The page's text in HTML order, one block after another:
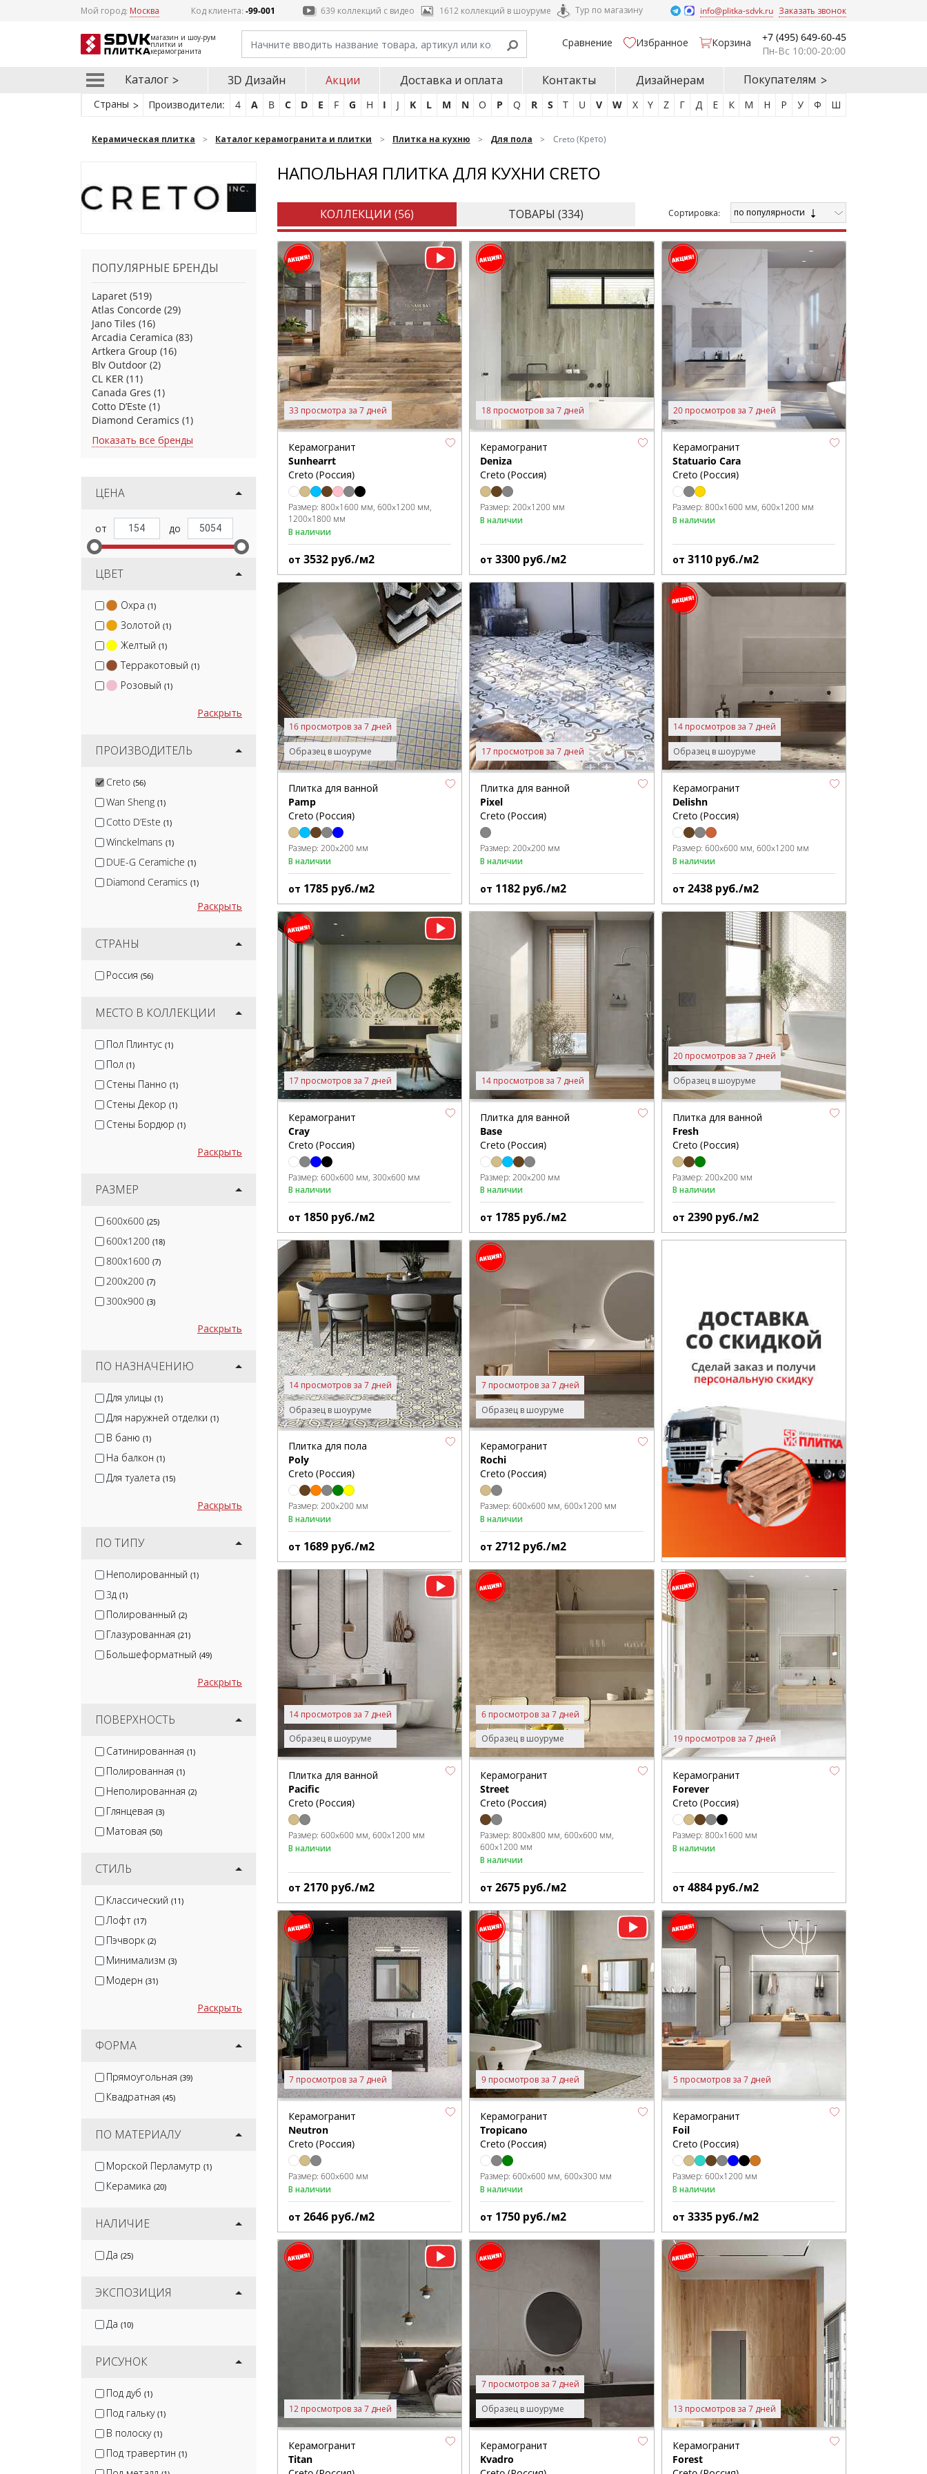
Мой город: Москва Код клиента:-99-001 639 коллекций с видео 1612 коллекций в шоуруме Тур по магазину info@plitka-sdvk.ru Заказать звонок
магазин и шоу-рум
плитки и
керамогранита
Сравнение Избранное Корзина
+7 (495) 649-60-45
Пн-Вс 10:00-20:00
Каталог 3D Дизайн Акции Доставка и оплата Контакты Дизайнерам Покупателям
Страны Производители: 4 A B C D E F G H I J K L M N O P Q R S T U V W X Y Z Г Д Е К М Н Р У Ф Ш
Керамическая плитка Каталог керамогранита и плитки Плитка на кухню Для пола Creto (Крето)
ПОПУЛЯРНЫЕ БРЕНДЫ
Laparet (519)
Atlas Concorde (29)
Jano Tiles (16)
Arcadia Ceramica (83)
Artkera Group (16)
Blv Outdoor (2)
CL KER (11)
Canada Gres (1)
Cotto D’Este (1)
Diamond Ceramics (1)
Показать все бренды
ЦЕНА
ЦВЕТ
Охра (1)
Золотой (1)
Желтый (1)
Терракотовый (1)
Розовый (1)
Раскрыть
ПРОИЗВОДИТЕЛЬ
Creto (56)
Wan Sheng (1)
Cotto D’Este (1)
Winckelmans (1)
DUE-G Ceramiche (1)
Diamond Ceramics (1)
Nadis(1)
Mozart (13)
Раскрыть
СТРАНЫ
Россия (56)
МЕСТО В КОЛЛЕКЦИИ
Пол Плинтус (1)
Пол (1)
Стены Панно (1)
Стены Декор (1)
Стены Бордюр (1)
Раскрыть
РАЗМЕР
600x600 (25)
600x1200 (18)
800x1600 (7)
200x200 (7)
300x900 (3)
Раскрыть
ПО НАЗНАЧЕНИЮ
Для улицы (1)
Для наружней отделки (1)
В баню (1)
На балкон (1)
Для туалета (15)
Раскрыть
ПО ТИПУ
Неполированный (1)
3д (1)
Полированный (2)
Глазурованная (21)
Большеформатный (49)
Раскрыть
ПОВЕРХНОСТЬ
Сатинированная (1)
Полированная (1)
Неполированная (2)
Глянцевая (3)
Матовая (50)
СТИЛЬ
Классический (11)
Лофт (17)
Пэчворк (2)
Минимализм (3)
Модерн (31)
Раскрыть
ФОРМА
Прямоугольная (39)
Квадратная (45)
ПО МАТЕРИАЛУ
Морской Перламутр (1)
Керамика (20)
НАЛИЧИЕ
Да (25)
ЭКСПОЗИЦИЯ
Да (10)
РИСУНОК
Под дуб (1)
Под гальку (1)
В полоску (1)
Под травертин (1)
НАПОЛЬНАЯ ПЛИТКА ДЛЯ КУХНИ CRETO
КОЛЛЕКЦИИ (56) ТОВАРЫ (334) Cортировка: по популярности
33 просмотра за 7 дней
Керамогранит
Sunhearrt
Creto (Россия)
Размер: 800x1600 мм 600x1200 мм
1200x1800 мм
В наличии
от 3532 руб./м2
18 просмотров за 7 дней
Керамогранит
Deniza
Creto (Россия)
Размер:200x1200 мм
В наличии
от3300 руб./м2
20 просмотров за 7 дней
Керамогранит
Statuario Cara
Creto (Россия)
Размер: 800x1600 мм 600x1200 мм
В наличии
от 3110 руб./м2
Образец в шоуруме
16 просмотров за 7 дней
Плитка для ванной
Pamp
Creto (Россия)
Размер: 200x200 мм
В наличии
от 1785 руб./м2
17 просмотров за 7 дней
Плитка для ванной
Pixel
Creto (Россия)
Размер:200x200 мм
В наличии
от 1182 руб./м2
Образец в шоуруме
14 просмотров за 7 дней
Керамогранит
Delishn
Creto (Россия)
Размер: 600x600 мм 600x1200 мм
В наличии
от 2438 руб./м2
17 просмотров за 7 дней
Керамогранит
Cray
Creto (Россия)
Размер: 600x600 мм 300x600 мм
В наличии
от 1850 руб./м2
14 просмотров за 7 дней
Плитка для ванной
Base
Creto (Россия)
Размер:200x200 мм
В наличии
от 1785 руб./м2
Образец в шоуруме
20 просмотров за 7 дней
Плитка для ванной
Fresh
Creto (Россия)
Размер: 200x200 мм
В наличии
от 2390 руб./м2
Образец в шоуруме
14 просмотров за 7 дней
Плитка для пола
Poly
Creto (Россия)
Размер: 200x200 мм
В наличии
от 1689 руб./м2
Образец в шоуруме
7 просмотров за 7 дней
Керамогранит
Rochi
Creto (Россия)
Размер:600x600 мм 600x1200 мм
В наличии
от2712 руб./м2
Образец в шоуруме
14 просмотров за 7 дней
Плитка для ванной
Pacific
Creto (Россия)
Размер: 600x600 мм 600x1200 мм
В наличии
от 2170 руб./м2
Образец в шоуруме
6 просмотров за 7 дней
Керамогранит
Street
Creto (Россия)
Размер:800x800 мм 600x600 мм
600x1200 мм
В наличии
от2675 руб./м2
19 просмотров за 7 дней
Керамогранит
Forever
Creto (Россия)
Размер: 800x1600 мм
В наличии
от 4884 руб./м2
7 просмотров за 7 дней
Керамогранит
Neutron
Creto (Россия)
Размер: 600x600 мм
В наличии
от 2646 руб./м2
9 просмотров за 7 дней
Керамогранит
Tropicano
Creto (Россия)
Размер:600x600 мм 600x300 мм
В наличии
от 1750 руб./м2
5 просмотров за 7 дней
Керамогранит
Foil
Creto (Россия)
Размер: 600x1200 мм
В наличии
от 3335 руб./м2
12 просмотров за 7 дней
Керамогранит
Titan
Образец в шоуруме
7 просмотров за 7 дней
Керамогранит
Kvadro
13 просмотров за 7 дней
Керамогранит
Forest